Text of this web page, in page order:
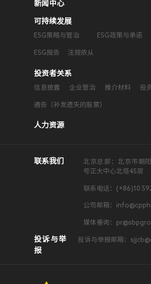
新闻中心
可持续发展
ESG策略与管治 ESG政策与承诺
ESG报告 法规依从
投资者关系
信息披露 企业管治 推介材料 投
通告（补发遗失的股票）
人力资源
联系我们
北京总部：北京市朝
号正大中心北塔45层
联系电话：(+86)10
公司邮箱：
媒体垂询：
投诉与举
报
投诉与举报邮箱：